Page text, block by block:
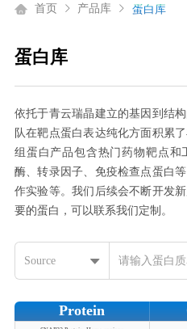
首页 产品库 蛋白库
蛋白库
依托于青云瑞晶建立的基因到结
队在靶点蛋白表达纯化方面积累
组蛋白产品包含热门药物靶点和
酶、转录因子、免疫检查点蛋白
作实验等。我们后续会不断开发
要的蛋白，可以联系我们定制。
Source
Protein